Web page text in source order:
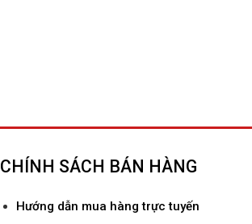
CHÍNH SÁCH BÁN HÀNG
Hướng dẫn mua hàng trực tuyến